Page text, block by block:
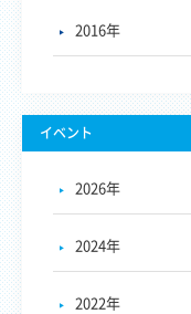
2016年
イベント
2026年
2024年
2022年